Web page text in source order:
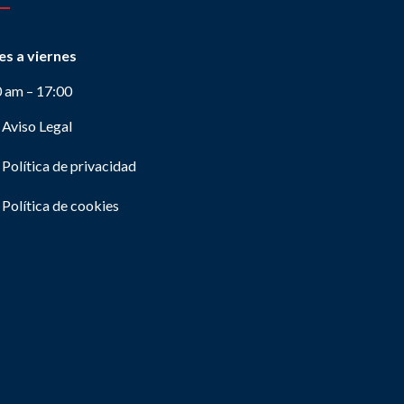
a viernes
am – 17:00
Aviso Legal
Política de privacidad
Política de cookies